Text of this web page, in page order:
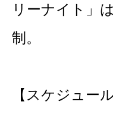
リーナイト」
制。
【スケジュール